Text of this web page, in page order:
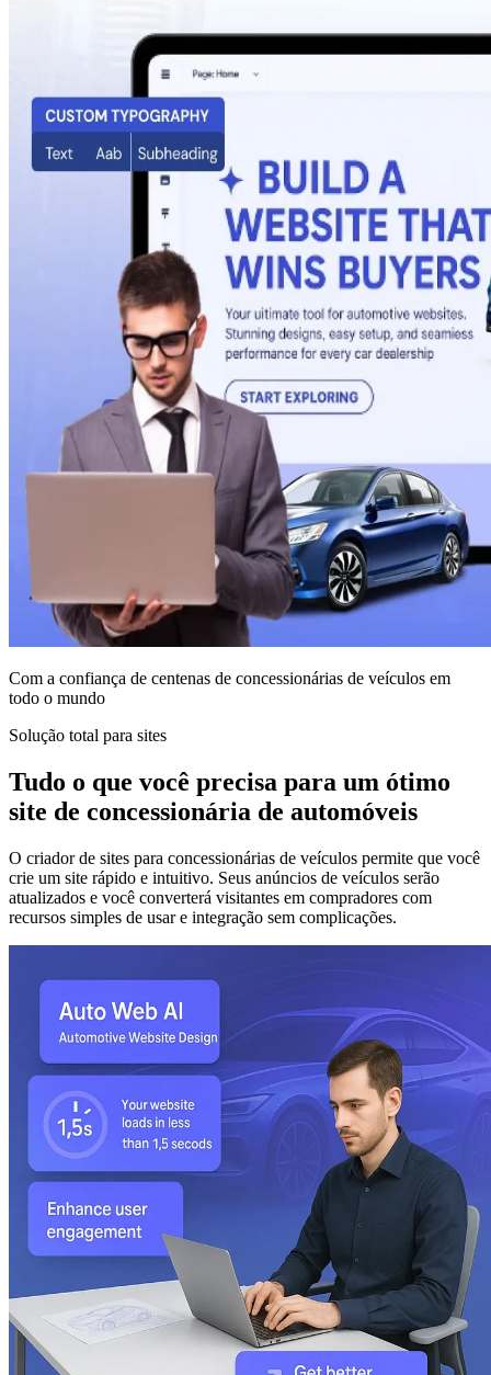
Com a confiança de centenas de concessionárias de veículos em
todo o mundo
Solução total para sites
Tudo o que você precisa para um ótimo
site de concessionária de automóveis
O criador de sites para concessionárias de veículos permite que você
crie um site rápido e intuitivo. Seus anúncios de veículos serão
atualizados e você converterá visitantes em compradores com
recursos simples de usar e integração sem complicações.